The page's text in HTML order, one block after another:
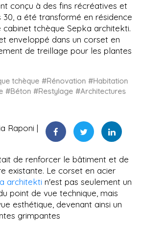
conçu à des fins récréatives et
30, a été transformé en résidence
tchèque Sepka architekti.
enveloppé dans un corset en
de treillage pour les plantes
tchèque #Rénovation #Habitation
#Béton #Restylage #Architectures
Raponi
de renforcer le bâtiment et de
existante. Le corset en acier
architekti n'est pas seulement un
point de vue technique, mais
esthétique, devenant ainsi un
grimpantes